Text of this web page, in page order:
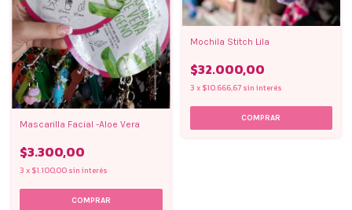
Mascarilla Facial -Aloe Vera
$3.300,00
3 x $1.100,00 sin interés
Mochila Stitch Lila
$32.000,00
3 x $10.666,67 sin interés